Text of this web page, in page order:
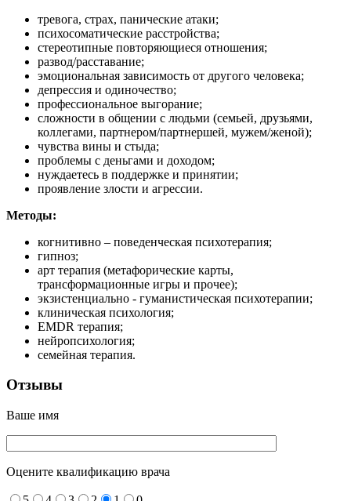
тревога, страх, панические атаки;
психосоматические расстройства;
стереотипные повторяющиеся отношения;
развод/расставание;
эмоциональная зависимость от другого человека;
депрессия и одиночество;
профессиональное выгорание;
сложности в общении с людьми (семьей, друзьями,
коллегами, партнером/партнершей, мужем/женой);
чувства вины и стыда;
проблемы с деньгами и доходом;
нуждаетесь в поддержке и принятии;
проявление злости и агрессии.
Методы:
когнитивно – поведенческая психотерапия;
гипноз;
арт терапия (метафорические карты,
трансформационные игры и прочее);
экзистенциально - гуманистическая психотерапии;
клиническая психология;
EMDR терапия;
нейропсихология;
семейная терапия.
Отзывы
Ваше имя
Оцените квалификацию врача